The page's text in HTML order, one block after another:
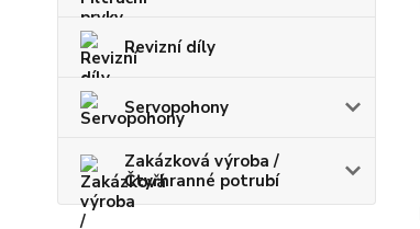
Revizní díly
Servopohony
Zakázková výroba /
Čtyřhranné potrubí